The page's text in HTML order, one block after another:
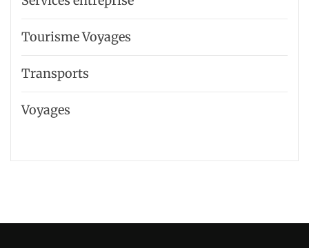
Tourisme Voyages
Transports
Voyages